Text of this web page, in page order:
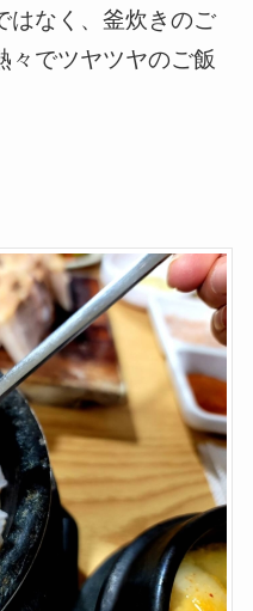
はなく、釜炊きのご
々でツヤツヤのご飯